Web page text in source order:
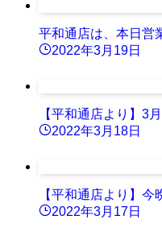
平和通店は、本日営
2022年3月19日
【平和通店より】3
2022年3月18日
【平和通店より】今
2022年3月17日